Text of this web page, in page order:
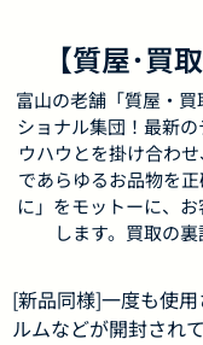
【質屋･買
富山の老舗「質屋・
ショナル集団！最新
ウハウとを掛け合わ
であらゆるお品物を
に」をモットーに、
します。買取の
[新品同様]一度も使
ルムなどが開封され